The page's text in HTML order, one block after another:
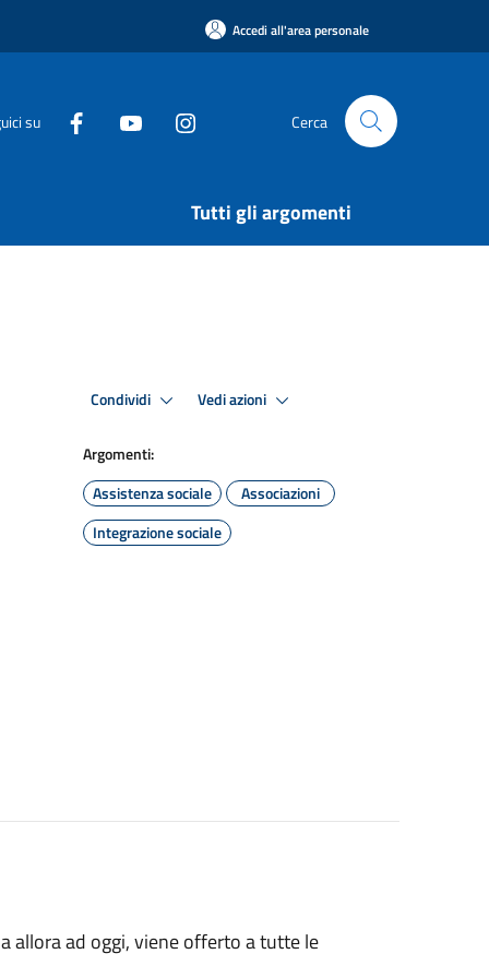
Accedi all'area personale
su Cerca
Tutti gli argomenti
Condividi Vedi azioni
Argomenti:
Assistenza sociale
Associazioni
Integrazione sociale
allora ad oggi, viene offerto a tutte le